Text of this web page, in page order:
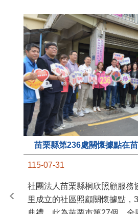
苗栗縣第236處關懷據點在
115-07-31
社團法人苗栗縣桐欣照顧服務
里成立的社區照顧關懷據點，